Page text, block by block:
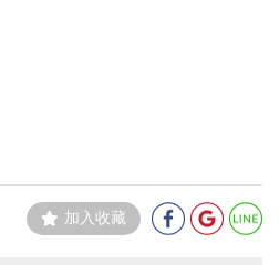
加入收藏